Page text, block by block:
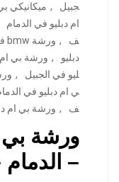
جبيل
, ميكانيكي
ام دبليو في الدمام
ف
, ورشة bmw في المنطقة الشرقية
دبليو
, ورشة بي ام
ليو في الجبيل
,
ي ام دبليو في
ف
, ورشة بي ام
ورشة بي
–